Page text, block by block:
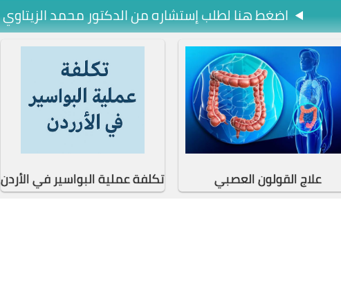
اضغط هنا لطلب إستشاره من الدكتور محمد الزيتاوي
علاج القولون العصبي تكلفة عملية البواسير في الأردن